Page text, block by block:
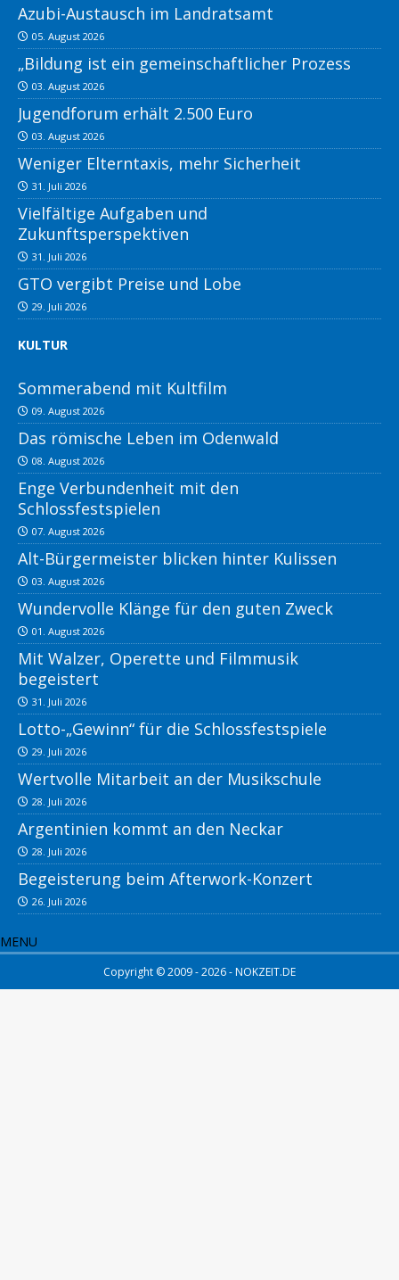
Azubi-Austausch im Landratsamt
05. August 2026
„Bildung ist ein gemeinschaftlicher Prozess
03. August 2026
Jugendforum erhält 2.500 Euro
03. August 2026
Weniger Elterntaxis, mehr Sicherheit
31. Juli 2026
Vielfältige Aufgaben und
Zukunftsperspektiven
31. Juli 2026
GTO vergibt Preise und Lobe
29. Juli 2026
KULTUR
Sommerabend mit Kultfilm
09. August 2026
Das römische Leben im Odenwald
08. August 2026
Enge Verbundenheit mit den
Schlossfestspielen
07. August 2026
Alt-Bürgermeister blicken hinter Kulissen
03. August 2026
Wundervolle Klänge für den guten Zweck
01. August 2026
Mit Walzer, Operette und Filmmusik
begeistert
31. Juli 2026
Lotto-„Gewinn“ für die Schlossfestspiele
29. Juli 2026
Wertvolle Mitarbeit an der Musikschule
28. Juli 2026
Argentinien kommt an den Neckar
28. Juli 2026
Begeisterung beim Afterwork-Konzert
26. Juli 2026
MENU
Copyright © 2009 - 2026 - NOKZEIT.DE